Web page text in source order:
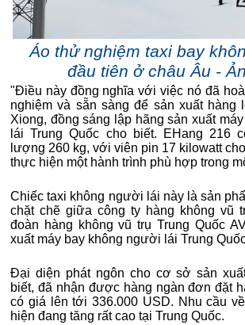
Áo thử nghiệm taxi bay
đầu tiên ở châu Âu -
"Điều này đồng nghĩa với việc nó đã
nghiệm và sẵn sàng để sản xuất hàng
Xiong, đồng sáng lập hãng sản xuất
lái Trung Quốc cho biết. EHang 216
lượng 260 kg, với viên pin 17 kilowatt
thực hiện một hành trình phù hợp trong
Chiếc taxi không người lái này là sản
chặt chẽ giữa công ty hàng không vũ
đoàn hàng không vũ trụ Trung Quốc
xuất máy bay không người lái Trung
Đại diện phát ngôn cho cơ sở sản
biết, đã nhận được hàng ngàn đơn đặt
có giá lên tới 336.000 USD. Nhu cầu
hiện đang tăng rất cao tại Trung Quốc.